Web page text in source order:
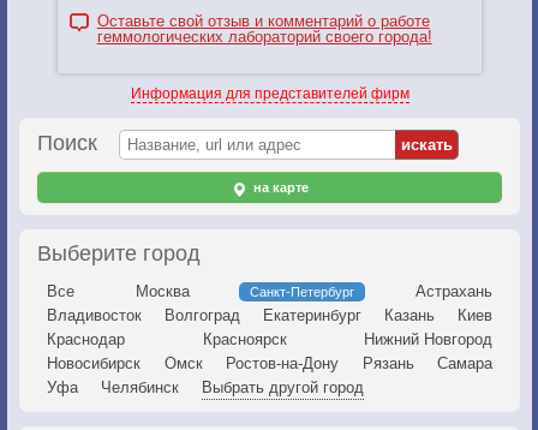
Оставьте свой отзыв и комментарий о работе
геммологических лабораторий своего города!
Информация для представителей фирм
Поиск
на карте
Выберите город
Все Москва Санкт-Петербург
Астрахань
Владивосток
Волгоград Екатеринбург Казань
Киев
Краснодар
Красноярск
Нижний Новгород
Новосибирск
Омск Ростов-на-Дону Рязань
Самара
Уфа
Челябинск Выбрать другой город